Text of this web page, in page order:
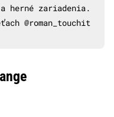
herné zariadenia.
@roman_touchit